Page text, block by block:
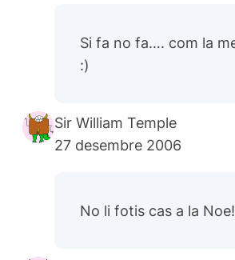
Si fa no fa…. com la
:)
Sir William Temple
27 desembre 2006
No li fotis cas a la